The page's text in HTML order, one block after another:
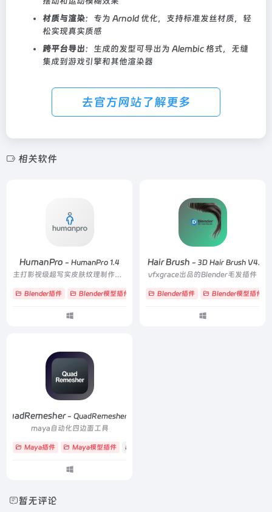
材质与渲染：专为 Arnold 优化，支持标准发丝材质，轻
松实现真实质感
跨平台导出：生成的发型可导出为 Alembic 格式，无缝
集成到游戏引擎和其他渲染器
去官方网站了解更多
相关软件
HumanPro - HumanPro 1.4
主打影视级超写实皮肤纹理制作与高效面部动画创作
Blender插件 Blender模型插件 # Daz # 写实皮肤 # 皮肤纹理
3D Hair Brush - 3D Hair Brush V4.7.3
vfxgrace出品的Blender毛发插件
Blender插件 Blender模型插件
QuadRemesher- QuadRemesher1.3
maya自动化四边面工具
Maya插件 Maya模型插件 # 四边面
暂无评论